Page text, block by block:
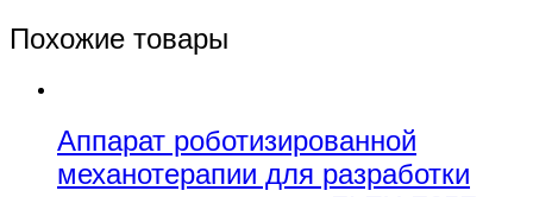
Похожие товары
Аппарат роботизированной
механотерапии для разработки